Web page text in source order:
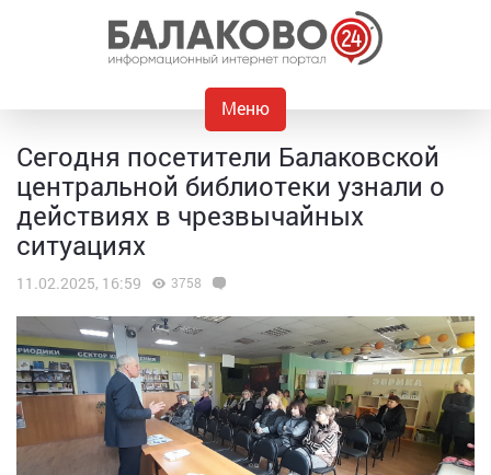
Меню
Сегодня посетители Балаковской
центральной библиотеки узнали о
действиях в чрезвычайных
ситуациях
11.02.2025, 16:59 3758